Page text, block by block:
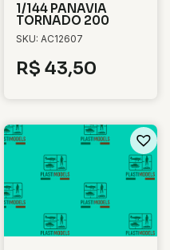
1/144 PANAVIA
TORNADO 200
SKU: AC12607
R$ 43,50